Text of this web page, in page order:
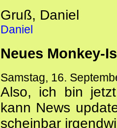
Gruß, Daniel
Daniel
Neues Monkey-
Samstag, 16.
Also, ich bin
kann News
scheinbar